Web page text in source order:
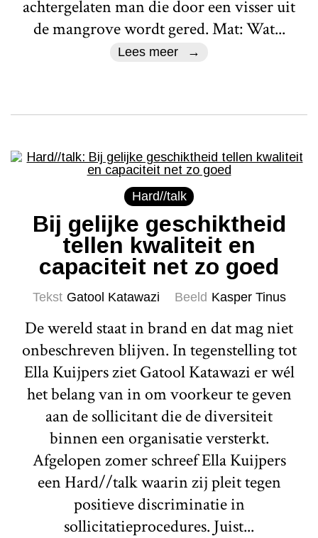
achtergelaten man die door een visser uit
de mangrove wordt gered. Mat: Wat...
Lees meer
Hard//talk
Bij gelijke geschiktheid
tellen kwaliteit en
capaciteit net zo goed
Tekst Gatool Katawazi Beeld Kasper Tinus
De wereld staat in brand en dat mag niet
onbeschreven blijven. In tegenstelling tot
Ella Kuijpers ziet Gatool Katawazi er wél
het belang van in om voorkeur te geven
aan de sollicitant die de diversiteit
binnen een organisatie versterkt.
Afgelopen zomer schreef Ella Kuijpers
een Hard//talk waarin zij pleit tegen
positieve discriminatie in
sollicitatieprocedures. Juist...